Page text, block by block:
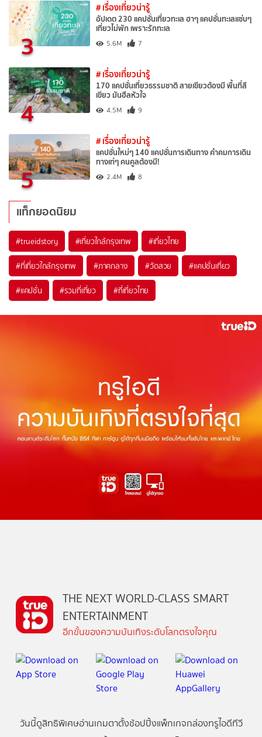
3
# เรื่องเที่ยวน่ารู้
อัปเดต 230 แคปชั่นเที่ยวทะเล ฮาๆ แคปชั่นทะเลแซ่บๆ
เที่ยวไม่พัก เพราะรักทะเล
5.6M 7
4
# เรื่องเที่ยวน่ารู้
170 แคปชั่นเที่ยวธรรมชาติ สายเขียวต้องมี พื้นที่สี
เขียว มันฮีลหัวใจ
4.5M 9
5
# เรื่องเที่ยวน่ารู้
แคปชั่นใหม่ๆ 140 แคปชั่นการเดินทาง คำคมการเดิน
ทางเท่ๆ คนคูลต้องมี!
2.4M 8
แท็กยอดนิยม
#trueidstory #เที่ยวใกล้กรุงเทพ #เที่ยวไทย
#ที่เที่ยวใกล้กรุงเทพ #ภาคกลาง #วัดสวย #แคปชั่นเที่ยว
#แคปชั่น #รวมที่เที่ยว #ที่เที่ยวไทย
THE NEXT WORLD-CLASS SMART
ENTERTAINMENT
อีกขั้นของความบันเทิงระดับโลกตรงใจคุณ
วันนี้ดูสิทธิพิเศษอ่านเกมตาตั้งช้อปปิ้งแพ็กเกจกล่องทรูไอดีทีวี